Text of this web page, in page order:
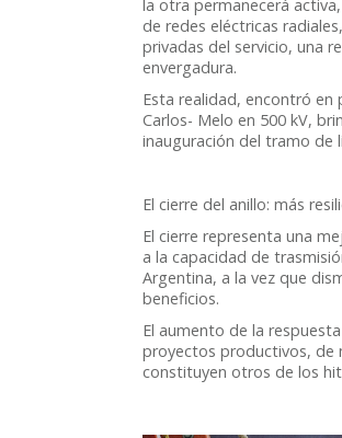
la otra permanecerá
de redes eléctricas
privadas del servicio, una
envergadura.
Esta realidad, encontró en
Carlos- Melo en 500 kV,
inauguración del tramo de
El cierre del anillo: más
El cierre representa una
a la capacidad de
Argentina, a la vez que
beneficios.
El aumento de la
proyectos productivos, de
constituyen otros de los